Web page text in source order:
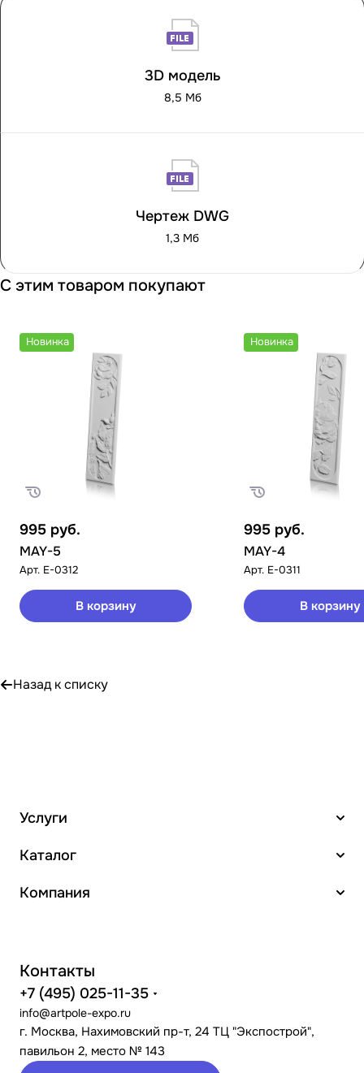
3D модель
8,5 Мб
Чертеж DWG
1,3 Мб
С этим товаром покупают
Новинка
995 руб.
MAY-5
Арт. E-0312
В корзину
Новинка
995 руб.
MAY-4
Арт. E-0311
В корзину
Назад к списку
Услуги
Каталог
Компания
Контакты
+7 (495) 025-11-35
info@artpole-expo.ru
г. Москва, Нахимовский пр-т, 24 ТЦ "Экспострой",
павильон 2, место № 143